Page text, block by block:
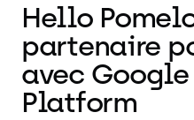
Hello
partenaire
avec
Platform